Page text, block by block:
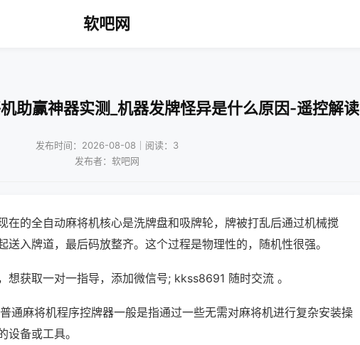
软吧网
助赢神器实测_机器发牌怪异是什么原因-遥控解读
发布时间：2026-08-08｜阅读：3
发布者：软吧网
在的全自动麻将机核心是洗牌盘和吸牌轮，牌被打乱后通过机械搅
送入牌道，最后码放整齐。这个过程是物理性的，随机性很强。
想获取一对一指导，添加微信号; kkss8691 随时交流 。
通麻将机程序控牌器一般是指通过一些无需对麻将机进行复杂安装操
备或工具。